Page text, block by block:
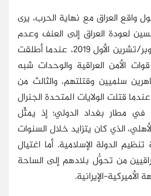
العراق مع نهاية الحرب، يرى
لعودة العراق إلى العنف وعدم
الاستقرار هما الأول من أكتوبر/تشرين الأول 2019، عندما أطلقت
الأمن العراقية والوحدات شبه
سلميين وقتلتهم، والثالث من
كانون الثاني 2020، عندما قتلت الولايات المتحدة الجنرال
في مطار بغداد الدولي؛ إذ يمثِّل
الذي كان يتزايد خلال السنوات
الدولة الإسلامية. أما اغتيال
من تحوُّل بلادهم إلى الساحة
الإيرانية.